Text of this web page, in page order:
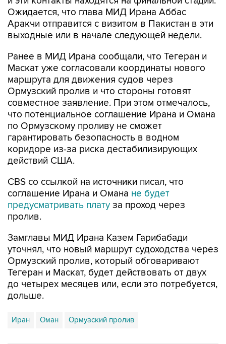
Ожидается, что глава МИД Ирана Аббас
Аракчи отправится с визитом в Пакистан в эти
выходные или в начале следующей недели.
Ранее в МИД Ирана сообщали, что Тегеран и
Маскат уже согласовали координаты нового
маршрута для движения судов через
Ормузский пролив и что стороны готовят
совместное заявление. При этом отмечалось,
что потенциальное соглашение Ирана и Омана
по Ормузскому проливу не сможет
гарантировать безопасность в водном
коридоре из-за риска дестабилизирующих
действий США.
CBS со ссылкой на источники писал, что
соглашение Ирана и Омана не будет
предусматривать плату за проход через
пролив.
Замглавы МИД Ирана Казем Гарибабади
уточнял, что новый маршрут судоходства через
Ормузский пролив, который обговаривают
Тегеран и Маскат, будет действовать от двух
до четырех месяцев или, если это потребуется,
дольше.
Иран Оман Ормузский пролив